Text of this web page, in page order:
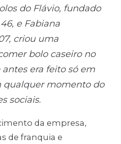
do Flávio, fundado
e Fabiana
criou uma
bolo caseiro no
era feito só em
qualquer momento do
sociais.
da empresa,
de franquia e